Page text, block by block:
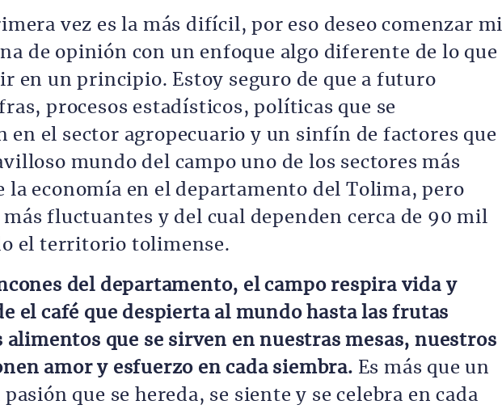
vez es la más difícil, por eso deseo comenzar mi
de opinión con un enfoque algo diferente de lo que
en un principio. Estoy seguro de que a futuro
procesos estadísticos, políticas que se
en el sector agropecuario y un sinfín de factores que
mundo del campo uno de los sectores más
la economía en el departamento del Tolima, pero
fluctuantes y del cual dependen cerca de 90 mil
el territorio tolimense.
del departamento, el campo respira vida y
el café que despierta al mundo hasta las frutas
alimentos que se sirven en nuestras mesas, nuestros
amor y esfuerzo en cada siembra. Es más que un
que se hereda, se siente y se celebra en cada